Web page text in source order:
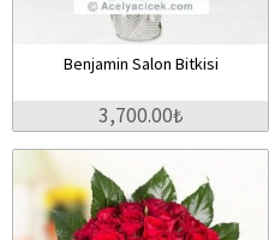
Benjamin Salon Bitkisi
3,700.00₺